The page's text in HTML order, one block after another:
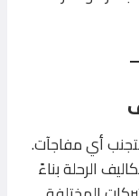
أي مفاجآت.
الرحلة بناءً